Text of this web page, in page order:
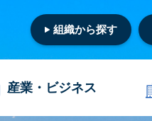
組織から探す
産業・ ビジネス